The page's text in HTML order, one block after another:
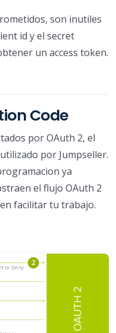
son inutiles
id y el secret
un access token.
Code
por OAuth 2, el
por Jumpseller.
ya
el flujo OAuth 2
facilitar tu trabajo.